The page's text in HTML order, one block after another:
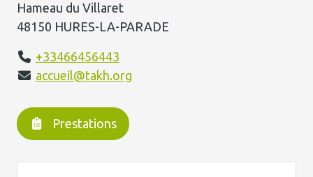
Hameau du Villaret
48150 HURES-LA-PARADE
+33466456443
accueil@takh.org
Prestations